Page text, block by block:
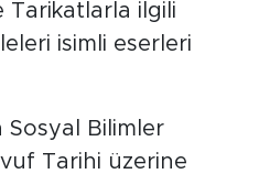
Tarikatlarla ilgili
isimli eserleri
Sosyal Bilimler
Tarihi üzerine